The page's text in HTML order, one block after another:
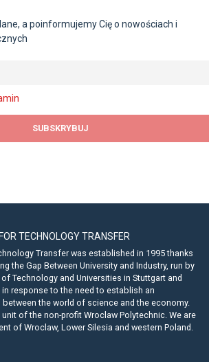
a poinformujemy Cię o nowościach i
TECHNOLOGY TRANSFER
Transfer was established in 1995 thanks
the Gap Between University and Industry, run by
Technology and Universities in Stuttgart and
response to the need to establish an
the world of science and the economy.
of the non-profit Wroclaw Polytechnic. We are
of Wroclaw, Lower Silesia and western Poland.